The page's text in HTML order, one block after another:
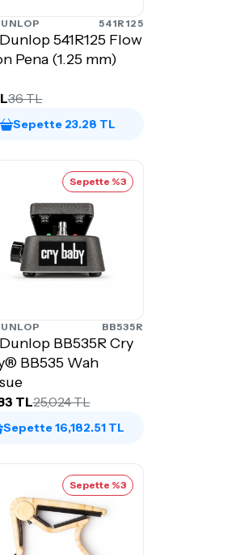
541R125
541R125 Flow
Pena (1.25 mm)
36 TL
Sepette 23.28 TL
Sepette %3
BB535R
BB535R Cry
BB535 Wah
TL25,024 TL
Sepette 16,182.51 TL
Sepette %3